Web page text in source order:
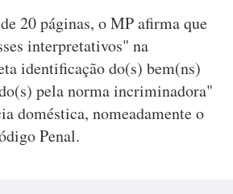
20 páginas, o MP afirma que
interpretativos" na
identificação do(s) bem(ns)
pela norma incriminadora"
doméstica, nomeadamente o
Penal.